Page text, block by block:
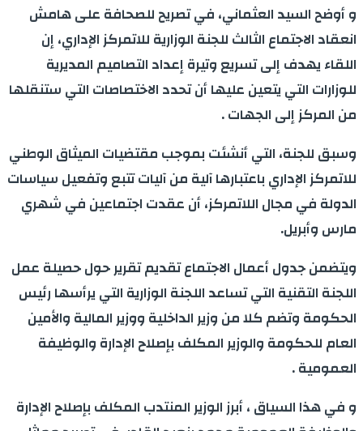
و أوضح السيد العثماني، في تصريح للصحافة على هامش
انعقاد الاجتماع الثالث للجنة الوزارية للاتمركز الإداري، إن
اللقاء يهدف إلى تسريع وتيرة إعداد التصاميم المديرية
للوزارات التي يتعين عليها أن تحدد الاختصاصات التي ستنقلها
من المركز إلى الجهات .
وسبق للجنة، التي أنشئت بموجب مقتضيات الميثاق الوطني
للاتمركز الإداري باعتبارها آلية من آليات تتبع وتفعيل سياسات
الدولة في مجال اللاتمركز، أن عقدت اجتماعين في شهري
مارس وأبريل.
ويتضمن جدول أعمال الاجتماع تقديم تقرير حول حصيلة عمل
اللجنة التقنية التي تساعد اللجنة الوزارية التي يرأسها رئيس
الحكومة وتضم كلا من وزير الداخلية ووزير المالية والأمين
العام للحكومة والوزير المكلف بإصلاح الإدارة والوظيفة
العمومية .
و في هذا السياق ، أبرز الوزير المنتدب المكلف بإصلاح الإدارة